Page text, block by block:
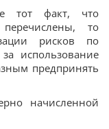
тот факт, что
то
рисков по
использование
предпринять
начисленной